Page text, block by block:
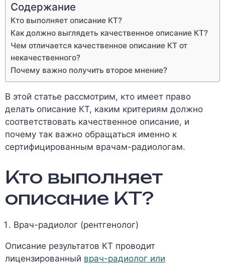
Содержание
Кто выполняет описание КТ?
Как должно выглядеть качественное описание КТ?
Чем отличается качественное описание КТ от
некачественного?
Почему важно получить второе мнение?
В этой статье рассмотрим, кто имеет право
делать описание КТ, каким критериям должно
соответствовать качественное описание, и
почему так важно обращаться именно к
сертифицированным врачам-радиологам.
Кто выполняет
описание КТ?
Врач-радиолог (рентгенолог)
Описание результатов КТ проводит
лицензированный врач-радиолог или